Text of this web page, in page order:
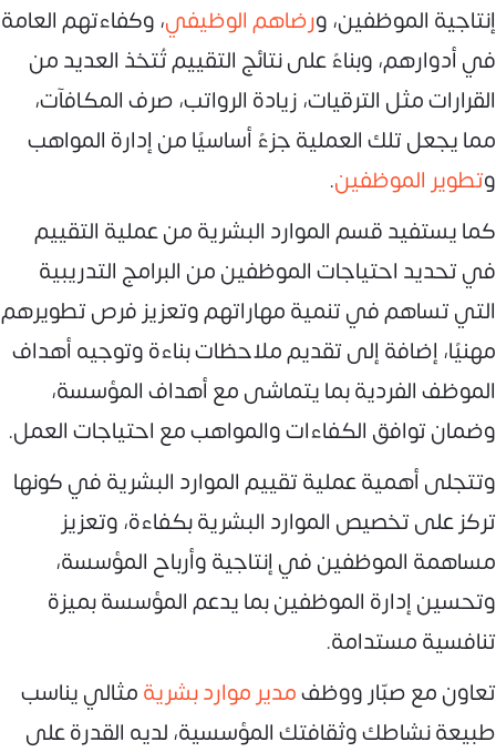
إنتاجية الموظفين، ورضاهم الوظيفي، وكفاءتهم العامة
في أدوارهم، وبناءً على نتائج التقييم تُتخذ العديد من
القرارات مثل الترقيات، زيادة الرواتب، صرف المكافآت،
مما يجعل تلك العملية جزءً أساسيًا من إدارة المواهب
وتطوير الموظفين.
كما يستفيد قسم الموارد البشرية من عملية التقييم
في تحديد احتياجات الموظفين من البرامج التدريبية
التي تساهم في تنمية مهاراتهم وتعزيز فرص تطويرهم
مهنيًا، إضافة إلى تقديم ملاحظات بناءة وتوجيه أهداف
الموظف الفردية بما يتماشى مع أهداف المؤسسة،
وضمان توافق الكفاءات والمواهب مع احتياجات العمل.
وتتجلى أهمية عملية تقييم الموارد البشرية في كونها
تركز على تخصيص الموارد البشرية بكفاءة، وتعزيز
مساهمة الموظفين في إنتاجية وأرباح المؤسسة،
وتحسين إدارة الموظفين بما يدعم المؤسسة بميزة
تنافسية مستدامة.
تعاون مع صبّار ووظفمدير موارد بشريةمثالي يناسب
طبيعة نشاطك وثقافتك المؤسسية، لديه القدرة على